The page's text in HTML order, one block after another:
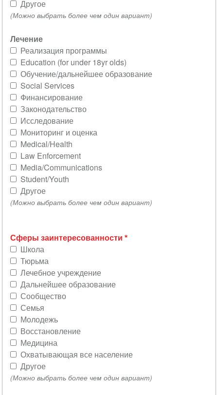
Другое
(Можно выбрать более чем один вариант)
Лечение
Реализация программы
Education (for under 18yr olds)
Обучение/дальнейшее образование
Social Services
Финансирование
Законодательство
Исследование
Мониторинг и оценка
Medical/Health
Law Enforcement
Media/Communications
Student/Youth
Другое
(Можно выбрать более чем один вариант)
Сферы заинтересованности
Школа
Тюрьма
Лечебное учреждение
Дальнейшее образование
Сообщество
Семья
Молодежь
Восстановление
Медицина
Охватывающая все население
Другое
(Можно выбрать более чем один вариант)